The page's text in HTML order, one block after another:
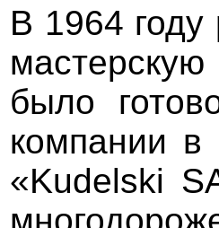
В 1964
было
компании в
«Kudelski